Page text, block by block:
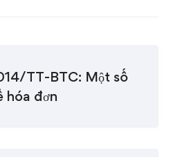
TT-BTC: Một số
hóa đơn